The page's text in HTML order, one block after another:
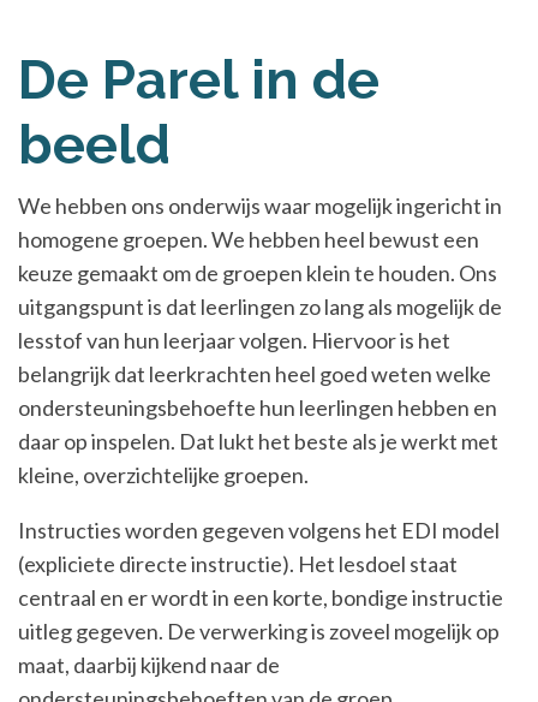
De Parel in de
beeld
We hebben ons onderwijs waar mogelijk ingericht in
homogene groepen. We hebben heel bewust een
keuze gemaakt om de groepen klein te houden. Ons
uitgangspunt is dat leerlingen zo lang als mogelijk de
lesstof van hun leerjaar volgen. Hiervoor is het
belangrijk dat leerkrachten heel goed weten welke
ondersteuningsbehoefte hun leerlingen hebben en
daar op inspelen. Dat lukt het beste als je werkt met
kleine, overzichtelijke groepen.
Instructies worden gegeven volgens het EDI model
(expliciete directe instructie). Het lesdoel staat
centraal en er wordt in een korte, bondige instructie
uitleg gegeven. De verwerking is zoveel mogelijk op
maat, daarbij kijkend naar de